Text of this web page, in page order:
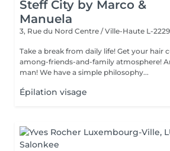
Steff City by Marco &
Manuela
3, Rue du Nord Centre / Ville-Haute L-2229
Take a break from daily life! Get your hair
among-friends-and-family atmosphere!
man! We have a simple philosophy...
Épilation visage